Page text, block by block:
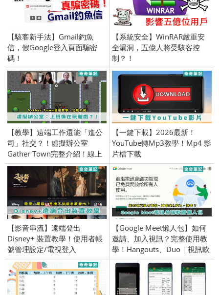
【駭客新手法】Gmail釣魚
信，假Google登入頁面騙密
碼！
【系統安全】WinRAR嚴重安
全漏洞，五億人將受駭客控
制？！
【教學】遠端工作還能「進公
司」社交？！虛擬辦公室
Gather Town完整介紹！線上
辦公
【一鍵下載】2026最新！
YouTube轉Mp3教學！Mp4 影
片檔下載
【影音串流】遠端登出
Disney+ 裝置教學！使用者帳
號管理設定/電視登入
【Google Meet懶人包】如何
邀請、加入視訊？完整使用教
學！Hangouts、Duo｜視訊軟
體